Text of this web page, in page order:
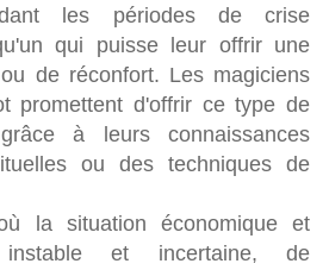
les périodes de crise
qui puisse leur offrir une
de réconfort. Les magiciens
promettent d'offrir ce type de
à leurs connaissances
ou des techniques de
la situation économique et
et incertaine, de